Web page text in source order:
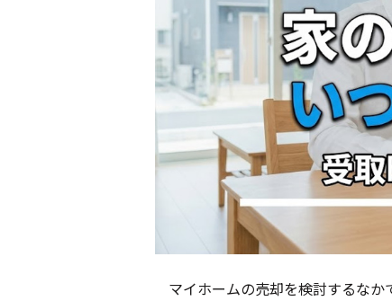
マイホームの売却を検討するな